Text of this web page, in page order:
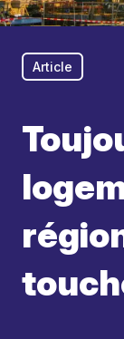
Article